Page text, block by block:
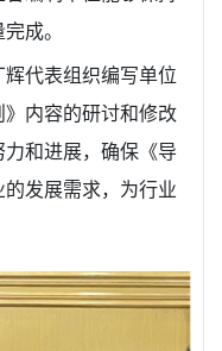
成。
代表组织编写单位
内容的研讨和修改
和进展，确保《导
发展需求，为行业